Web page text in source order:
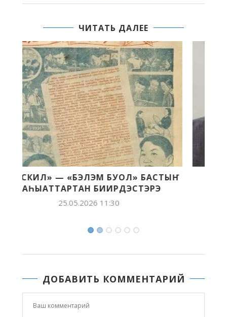
ЧИТАТЬ ДАЛЕЕ
«ВОЛОДЯ УЛЬЯНОВ ДНЕВНИГЭР»
БЭЧЭЭТТЭНИИМ УЛАХАН ЧИЭС ЭТЭ
30.04.2026 10:34
ДОБАВИТЬ КОММЕНТАРИЙ